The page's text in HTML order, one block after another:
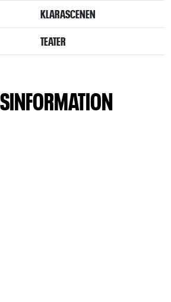
KLARASCENEN
TEATER